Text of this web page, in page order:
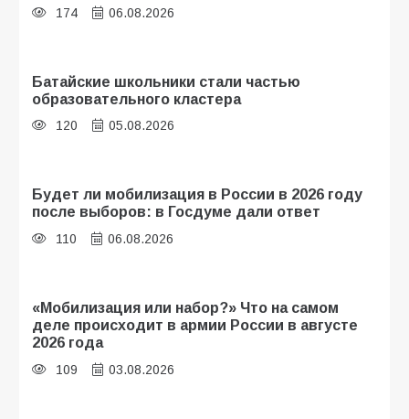
174 06.08.2026
Батайские школьники стали частью
образовательного кластера
120 05.08.2026
Будет ли мобилизация в России в 2026 году
после выборов: в Госдуме дали ответ
110 06.08.2026
«Мобилизация или набор?» Что на самом
деле происходит в армии России в августе
2026 года
109 03.08.2026